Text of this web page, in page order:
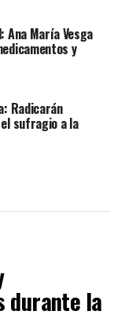
Ana María Vesga
y
Radicarán
sufragio a la
durante la